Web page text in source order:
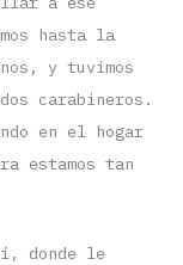
hasta la
y tuvimos
carabineros.
en el hogar
estamos tan
donde le